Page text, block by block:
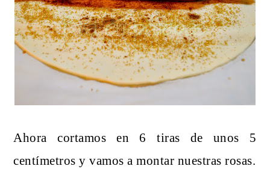
Ahora cortamos en 6 tiras de unos 5
centímetros y vamos a montar nuestras rosas.